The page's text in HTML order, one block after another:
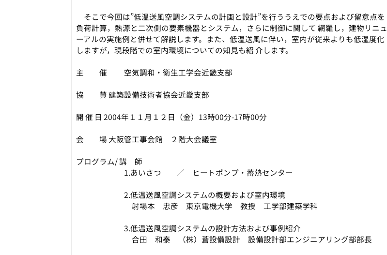
そこで今回は”低温送風空調システムの計画と設計”を行ううえでの要点および留意点を
負荷計算，熱源と二次側の要素機器とシステム，さらに制御に関して 網羅し，建物リニュ
ーアルの実施例と併せて解説します。また、低温送風に伴い，室内が従来よりも低湿度化
しますが，現段階での室内環境についての知見も紹 介します。
主 催 空気調和・衛生工学会近畿支部
協 賛 建築設備技術者協会近畿支部
開 催 日 2004年１１月１２日（金）13時00分-17時00分
会 場 大阪管工事会館 ２階大会議室
プログラム/ 講 師
1.あいさつ ／ ヒートポンプ・蓄熱センター
2.低温送風空調システムの概要および室内環境
射場本 忠彦 東京電機大学 教授 工学部建築学科
3.低温送風空調システムの設計方法および事例紹介
合田 和泰 （株）蒼設備設計 設備設計部エンジニアリング部部長